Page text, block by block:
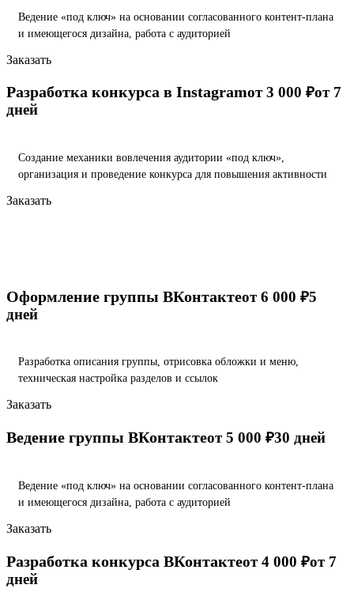
Ведение «под ключ» на основании согласованного контент-плана
и имеющегося дизайна, работа с аудиторией
Заказать
Разработка конкурса в Instagramот 3 000 ₽от 7
дней
Создание механики вовлечения аудитории «под ключ»,
организация и проведение конкурса для повышения активности
Заказать
Оформление группы ВКонтактеот 6 000 ₽5
дней
Разработка описания группы, отрисовка обложки и меню,
техническая настройка разделов и ссылок
Заказать
Ведение группы ВКонтактеот 5 000 ₽30 дней
Ведение «под ключ» на основании согласованного контент-плана
и имеющегося дизайна, работа с аудиторией
Заказать
Разработка конкурса ВКонтактеот 4 000 ₽от 7
дней